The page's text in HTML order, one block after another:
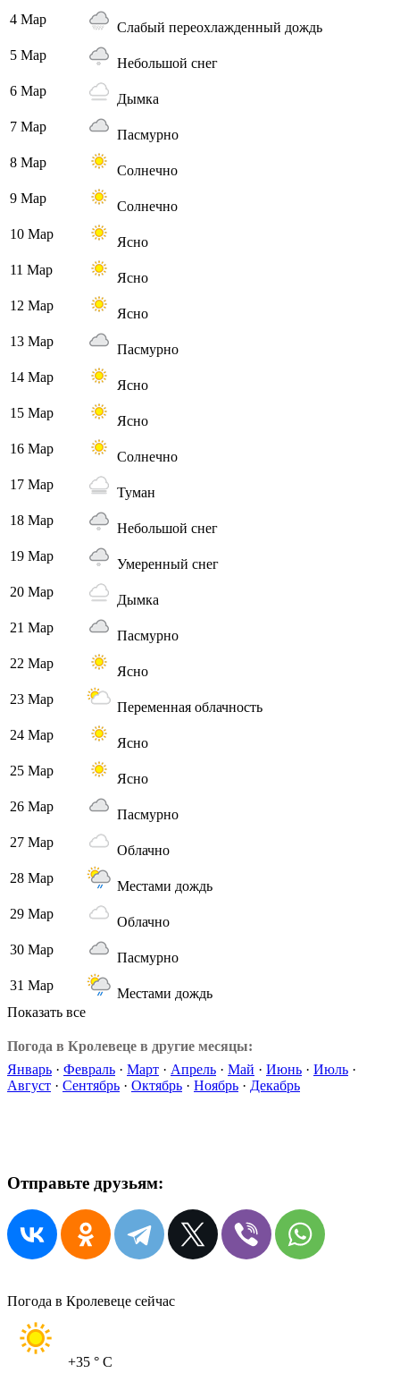
4 Мар
Слабый переохлажденный дождь
5 Мар
Небольшой снег
6 Мар
Дымка
7 Мар
Пасмурно
8 Мар
Солнечно
9 Мар
Солнечно
10 Мар
Ясно
11 Мар
Ясно
12 Мар
Ясно
13 Мар
Пасмурно
14 Мар
Ясно
15 Мар
Ясно
16 Мар
Солнечно
17 Мар
Туман
18 Мар
Небольшой снег
19 Мар
Умеренный снег
20 Мар
Дымка
21 Мар
Пасмурно
22 Мар
Ясно
23 Мар
Переменная облачность
24 Мар
Ясно
25 Мар
Ясно
26 Мар
Пасмурно
27 Мар
Облачно
28 Мар
Местами дождь
29 Мар
Облачно
30 Мар
Пасмурно
31 Мар
Местами дождь
Показать все
Погода в Кролевеце в другие месяцы:
Январь · Февраль · Март · Апрель · Май · Июнь · Июль ·
Август · Сентябрь · Октябрь · Ноябрь · Декабрь
Отправьте друзьям:
Погода в Кролевеце сейчас
+35 ° C